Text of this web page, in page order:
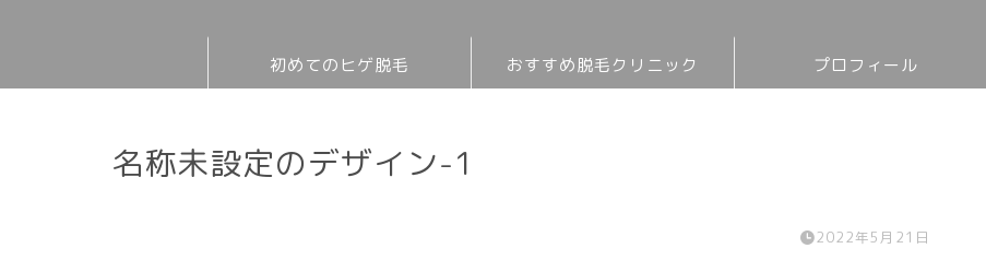
初めてのヒゲ脱毛 おすすめ脱毛クリニック プロフィール
名称未設定のデザイン-1
2022年5月21日